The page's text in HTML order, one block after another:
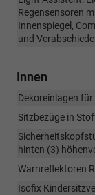
Regensensoren
Innenspiegel,
und
Innen
Dekoreinlagen
Sitzbezüge in
hinten (3)
Warnreflektoren
Isofix